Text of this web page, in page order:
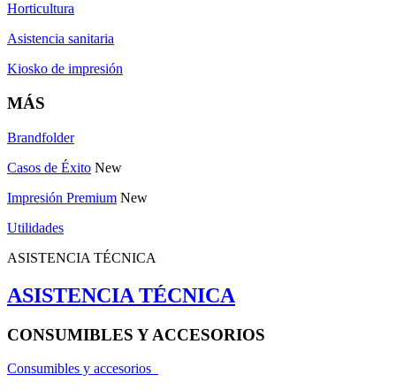
Horticultura
Asistencia sanitaria
Kiosko de impresión
MÁS
Brandfolder
Casos de Éxito New
Impresión Premium New
Utilidades
ASISTENCIA TÉCNICA
ASISTENCIA TÉCNICA
CONSUMIBLES Y ACCESORIOS
Consumibles y accesorios